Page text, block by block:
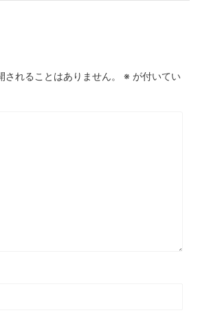
されることはありません。 ※ が付いてい